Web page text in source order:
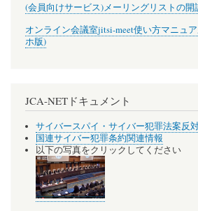
(会員向けサービス)メーリングリストの開
オンライン会議室jitsi-meet使い方マニュ
ホ版)
JCA-NETドキュメント
サイバースパイ・サイバー犯罪法案反
国連サイバー犯罪条約関連情報
以下の写真をクリックしてください